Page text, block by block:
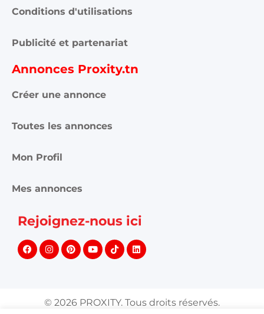
Conditions d'utilisations
Publicité et partenariat
Annonces Proxity.tn
Créer une annonce
Toutes les annonces
Mon Profil
Mes annonces
Rejoignez-nous ici
© 2026 PROXITY. Tous droits réservés.